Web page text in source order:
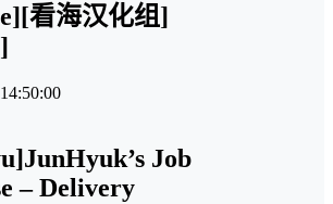
看海汉化组]
Job
– Delivery